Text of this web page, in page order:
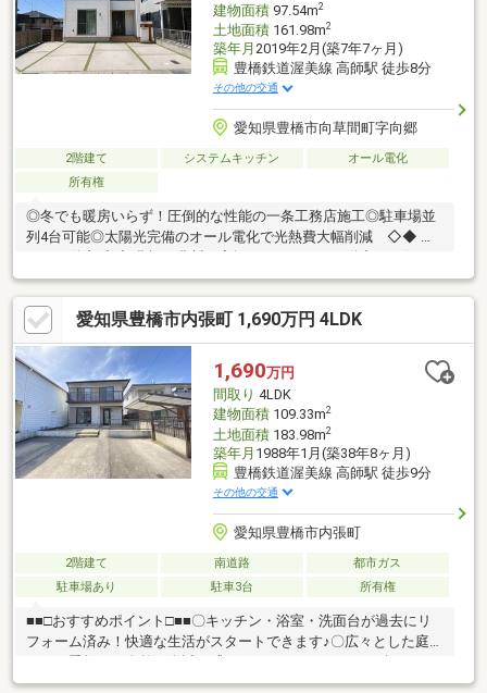
建物面積97.54m2
土地面積161.98m2
築年月 2019年2月(築7年7ヶ月)
豊橋鉄道渥美線 高師駅 徒歩8分
その他の交通
愛知県豊橋市向草間町字向郷
2階建て システムキッチン
オール電化
所有権
◎冬でも暖房いらず！圧倒的な性能の一条工務店施工◎駐車場並
列4台可能◎太陽光完備のオール電化で光熱費大幅削減 ◇◆ レ
ください！当社の強みは、新築・建売・土地探し・ハウスメーカ
ー紹介まで「窓口一つ」で対応できること。 SUUMO掲載物件は
もちろん、ネット上のほぼ全ての新築・建売情報をまとめてご紹
介可能です！ハウスメーカー選びも、独自の「成績表」で最適な
一社をご提案します。 もちろん「中古物件×リノベーション」と
いう選択肢もOK。幅広い選択肢から、あなたに最適なプランを一
緒に見つけましょう。
愛知県豊橋市内張町 1,690万円 4LDK
1,690万円
間取り 4LDK
建物面積109.33m2
土地面積183.98m2
築年月 1988年1月(築38年8ヶ月)
豊橋鉄道渥美線 高師駅 徒歩9分
その他の交通
愛知県豊橋市内張町
2階建て 南道路
都市ガス
駐車場あり
駐車3台 所有権
■■□おすすめポイント□■■〇キッチン・浴室・洗面台が過去にリ
フォーム済み！快適な生活がスタートできます♪〇広々とした庭
すね！〇荷物が多い時期も安心。敷地内の倉庫でアウトドア用品